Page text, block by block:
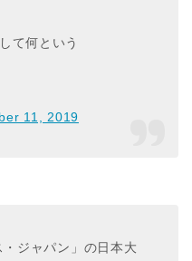
て何という
11, 2019
ジャパン」の日本大